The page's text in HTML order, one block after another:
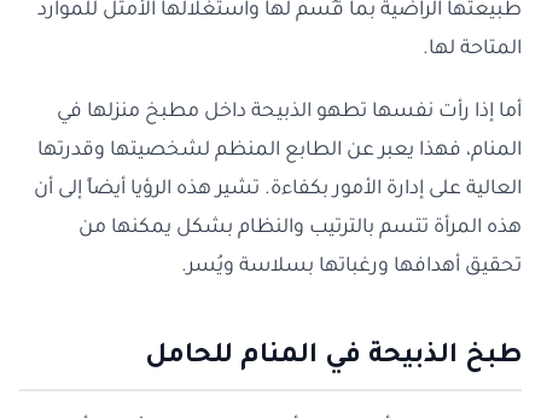
طبيعتها الراضية بما قُسم لها واستغلالها الأمثل للموارد
المتاحة لها.
أما إذا رأت نفسها تطهو الذبيحة داخل مطبخ منزلها في
المنام، فهذا يعبر عن الطابع المنظم لشخصيتها وقدرتها
العالية على إدارة الأمور بكفاءة. تشير هذه الرؤيا أيضاً إلى أن
هذه المرأة تتسم بالترتيب والنظام بشكل يمكنها من
تحقيق أهدافها ورغباتها بسلاسة ويُسر.
طبخ الذبيحة في المنام للحامل